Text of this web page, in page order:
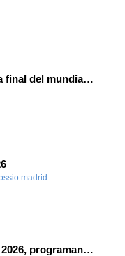
Vive la emoción de la final del mundial 2026, programando con Scratch un juego de toques.
madrid
Diafruta del mundial 2026, programando con Scratch un juego de regates para el partido España contra Portugal